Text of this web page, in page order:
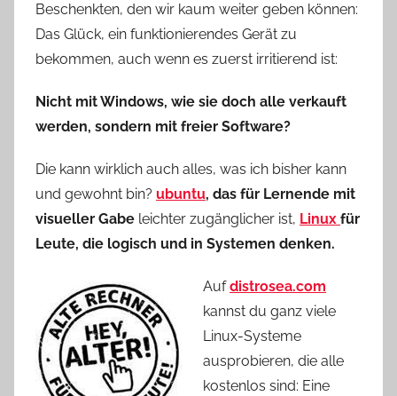
Beschenkten, den wir kaum weiter geben können:
Das Glück, ein funktionierendes Gerät zu
bekommen, auch wenn es zuerst irritierend ist:
Nicht mit Windows, wie sie doch alle verkauft
werden, sondern mit freier Software?
Die kann wirklich auch alles, was ich bisher kann
und gewohnt bin? ubuntu, das für Lernende mit
visueller Gabe leichter zugänglicher ist, Linux für
Leute, die logisch und in Systemen denken.
Aufdistrosea.com
kannst du ganz viele
Linux-Systeme
ausprobieren, die alle
kostenlos sind: Eine